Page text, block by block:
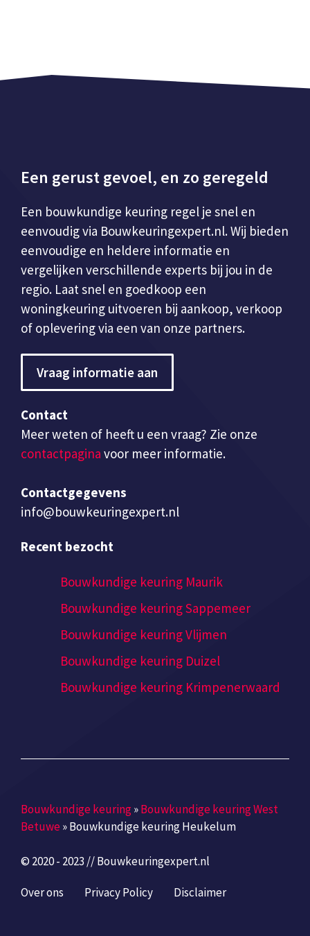
Een gerust gevoel, en zo geregeld
Een bouwkundige keuring regel je snel en
eenvoudig via Bouwkeuringexpert.nl. Wij bieden
eenvoudige en heldere informatie en
vergelijken verschillende experts bij jou in de
regio. Laat snel en goedkoop een
woningkeuring uitvoeren bij aankoop, verkoop
of oplevering via een van onze partners.
Vraag informatie aan
Contact
Meer weten of heeft u een vraag? Zie onze
contactpagina voor meer informatie.
Contactgegevens
info@bouwkeuringexpert.nl
Recent bezocht
Bouwkundige keuring Maurik
Bouwkundige keuring Sappemeer
Bouwkundige keuring Vlijmen
Bouwkundige keuring Duizel
Bouwkundige keuring Krimpenerwaard
Bouwkundige keuring»Bouwkundige keuring West
Betuwe»Bouwkundige keuring Heukelum
© 2020 - 2023 // Bouwkeuringexpert.nl
Over ons Privacy Policy Disclaimer